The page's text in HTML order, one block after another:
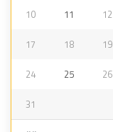
10 11 12
17 18 19
24 25 26
31